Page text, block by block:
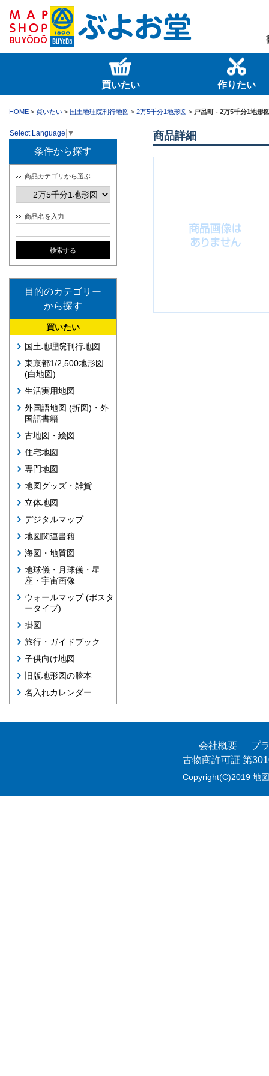
買いたい 作りたい
HOME > 買いたい > 国土地理院刊行地図 > 2万5千分1地形図 > 戸呂町 - 2万5千分1地形
Select Language ▼
条件から探す
商品カテゴリから選ぶ
商品名を入力
目的のカテゴリー
から探す
買いたい
国土地理院刊行地図
東京都1/2,500地形図
(白地図)
生活実用地図
外国語地図 (折図)・外
国語書籍
古地図・絵図
住宅地図
専門地図
地図グッズ・雑貨
立体地図
デジタルマップ
地図関連書籍
海図・地質図
地球儀・月球儀・星
座・宇宙画像
ウォールマップ (ポスタ
ータイプ)
掛図
旅行・ガイドブック
子供向け地図
旧版地形図の謄本
名入れカレンダー
商品詳細
会社概要
プ
古物商許可証 第
Copyright(C)2019 地